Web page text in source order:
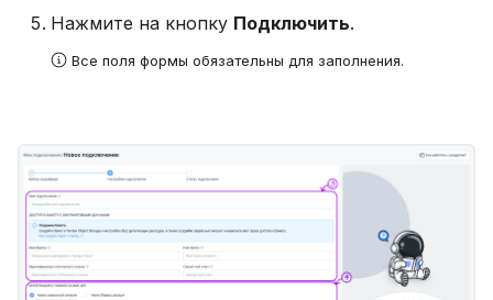
Нажмите на кнопку Подключить.
Все поля формы обязательны для заполнения.